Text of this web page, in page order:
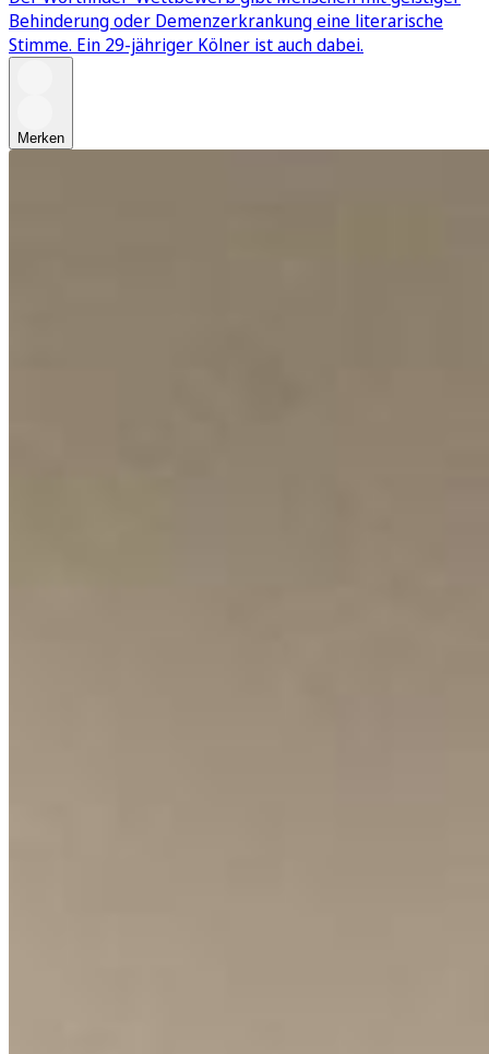
Behinderung oder Demenzerkrankung eine literarische
Stimme. Ein 29-jähriger Kölner ist auch dabei.
Merken